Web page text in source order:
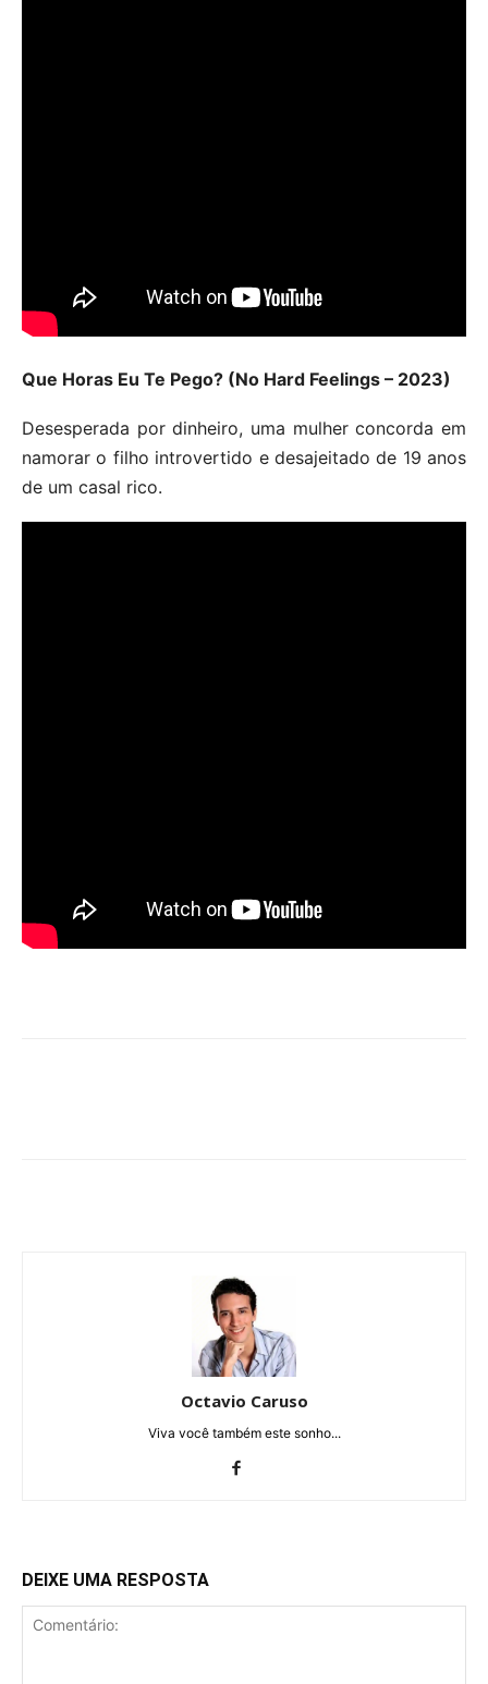
Que Horas Eu Te Pego? (No Hard Feelings – 2023)
Desesperada por dinheiro, uma mulher concorda em
namorar o filho introvertido e desajeitado de 19 anos
de um casal rico.
Octavio Caruso
Viva você também este sonho...
DEIXE UMA RESPOSTA